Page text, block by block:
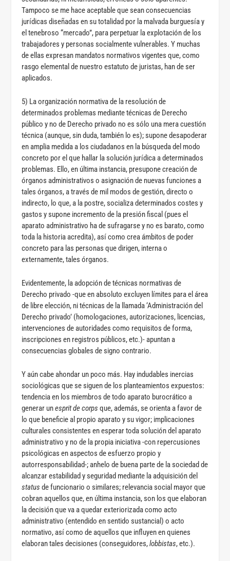
Tampoco se me hace aceptable que sean consecuencias
jurídicas diseñadas en su totalidad por la malvada burguesía y
el tenebroso “mercado”, para perpetuar la explotación de los
trabajadores y personas socialmente vulnerables. Y muchas
de ellas expresan mandatos normativos vigentes que, como
rasgo elemental de nuestro estatuto de juristas, han de ser
aplicados.
5) La organización normativa de la resolución de
determinados problemas mediante técnicas de Derecho
público y no de Derecho privado no es sólo una mera cuestión
técnica (aunque, sin duda, también lo es); supone desapoderar
en amplia medida a los ciudadanos en la búsqueda del modo
concreto por el que hallar la solución jurídica a determinados
problemas. Ello, en última instancia, presupone creación de
órganos administrativos o asignación de nuevas funciones a
tales órganos, a través de mil modos de gestión, directo o
indirecto, lo que, a la postre, socializa determinados costes y
gastos y supone incremento de la presión fiscal (pues el
aparato administrativo ha de sufragarse y no es barato, como
toda la historia acredita), así como crea ámbitos de poder
concreto para las personas que dirigen, interna o
externamente, tales órganos.
Evidentemente, la adopción de técnicas normativas de
Derecho privado -que en absoluto excluyen límites para el área
de libre elección, ni técnicas de la llamada ‘Administración del
Derecho privado’ (homologaciones, autorizaciones, licencias,
intervenciones de autoridades como requisitos de forma,
inscripciones en registros públicos, etc.)- apuntan a
consecuencias globales de signo contrario.
Y aún cabe ahondar un poco más. Hay indudables inercias
sociológicas que se siguen de los planteamientos expuestos:
tendencia en los miembros de todo aparato burocrático a
generar unesprit de corps que, además, se orienta a favor de
lo que beneficie al propio aparato y su vigor; implicaciones
culturales consistentes en esperar toda solución del aparato
administrativo y no de la propia iniciativa -con repercusiones
psicológicas en aspectos de esfuerzo propio y
autorresponsabilidad-; anhelo de buena parte de la sociedad de
alcanzar estabilidad y seguridad mediante la adquisición del
status de funcionario o similares; relevancia social mayor que
cobran aquellos que, en última instancia, son los que elaboran
la decisión que va a quedar exteriorizada como acto
administrativo (entendido en sentido sustancial) o acto
normativo, así como de aquellos que influyen en quienes
elaboran tales decisiones (conseguidores,lobbistas, etc.).